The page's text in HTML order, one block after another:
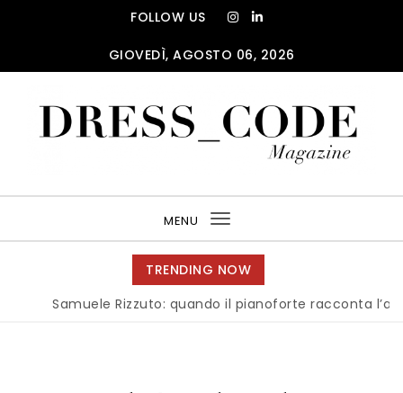
FOLLOW US
GIOVEDÌ, AGOSTO 06, 2026
MENU
Toggle
navigation
TRENDING NOW
Samuele Rizzuto: quando il pianoforte racconta l’anima